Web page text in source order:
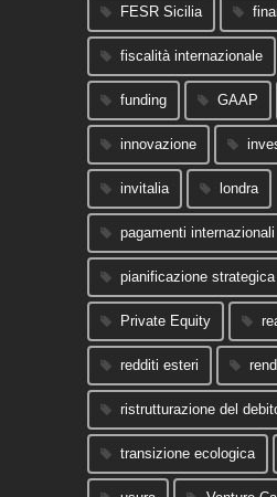
FESR Sicilia
fiscalità internazionale
funding GAAP
innovazione
invitalia londra
pagamenti internazionali
pianificazione strategica
Private Equity
redditi esteri
ristrutturazione del
transizione ecologica